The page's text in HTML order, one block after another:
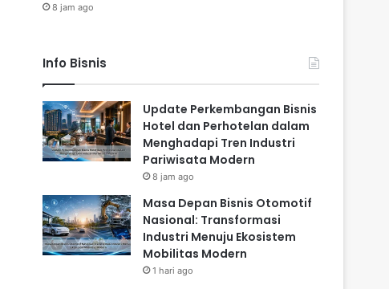
8 jam ago
Info Bisnis
Update Perkembangan Bisnis
Hotel dan Perhotelan dalam
Menghadapi Tren Industri
Pariwisata Modern
8 jam ago
Masa Depan Bisnis Otomotif
Nasional: Transformasi
Industri Menuju Ekosistem
Mobilitas Modern
1 hari ago